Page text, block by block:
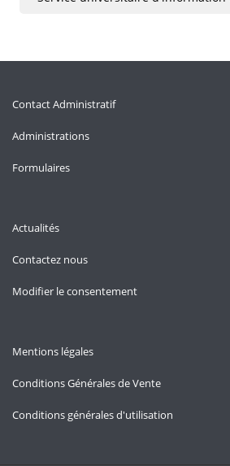
Contact Administratif
Administrations
Formulaires
Actualités
Contactez nous
Modifier le consentement
Mentions légales
Conditions Générales de Vente
Conditions générales d'utilisation